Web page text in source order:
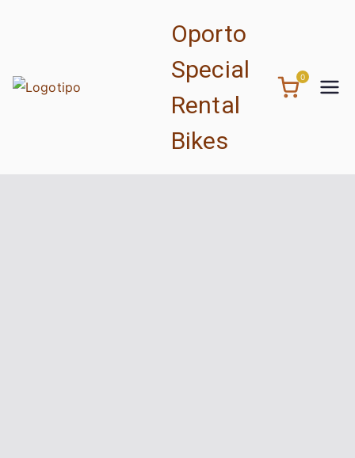
Oporto
Special
Rental
Bikes
0